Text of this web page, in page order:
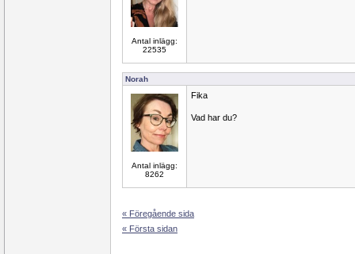
Antal inlägg:
22535
Norah
Antal inlägg:
8262
Fika
Vad har du?
« Föregående sida
« Första sidan